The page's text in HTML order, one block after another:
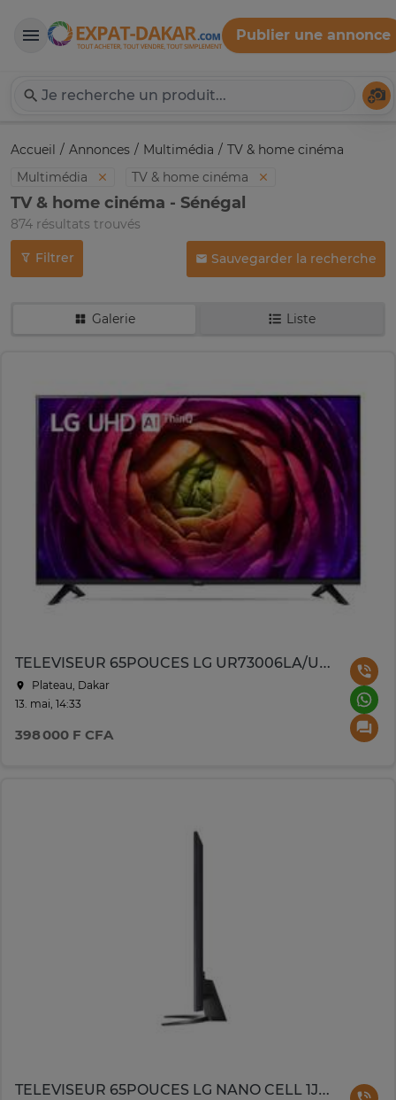
Expat-Dakar
Publier une annonce
Accueil Annonces Multimédia
TV & home cinéma
Multimédia
TV & home cinéma
TV & home cinéma - Sénégal
874 résultats trouvés
Filtrer Sauvegarder la recherche
Galerie Liste
TELEVISEUR 65POUCES LG UR73006LA/UT73006LA 4K + TELECOMMANDE
Plateau, Dakar
13. mai, 14:33
398 000 F CFA
TELEVISEUR 65POUCES LG NANO CELL 1JAMBE 65NANO846QA